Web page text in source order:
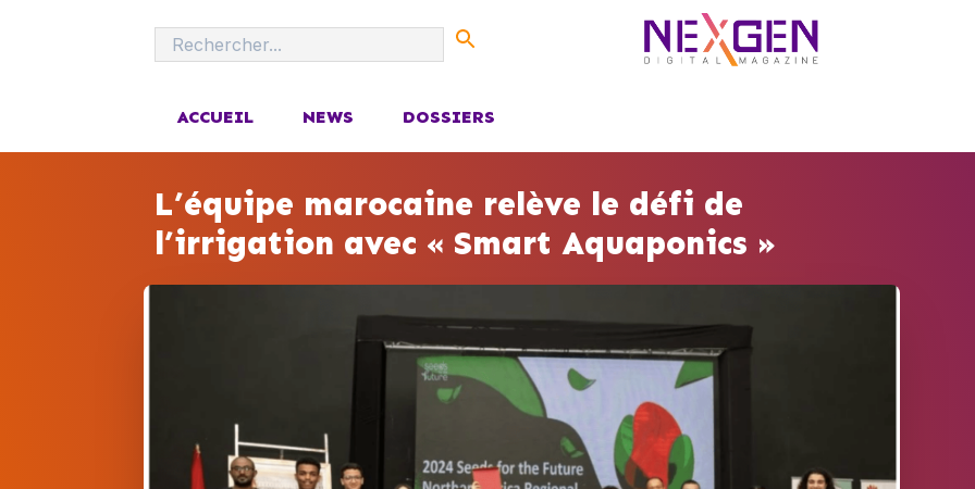
ACCUEIL NEWS DOSSIERS
L’équipe marocaine relève le défi de
l’irrigation avec « Smart Aquaponics »